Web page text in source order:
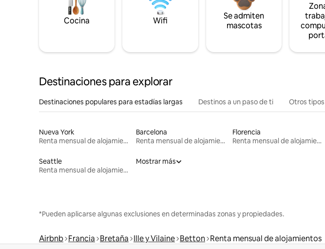
Cocina Wifi
Se admiten
mascotas
Destinaciones para explorar
Destinaciones populares para estadías largas Destinos a un paso de ti Otros
Nueva York
Renta mensual de alojamientos
Barcelona
Renta mensual de alojamientos
Florencia
Renta mensual de alojamientos
Seattle
Renta mensual de alojamientos
Mostrar más
*Pueden aplicarse algunas exclusiones en determinadas zonas y propiedades.
Airbnb Francia Bretaña Ille y Vilaine Betton Renta mensual de alojamientos